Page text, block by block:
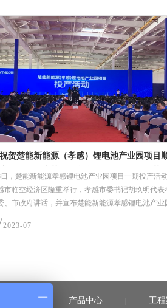
钢材、管道及加工件现场装卸、堆放和储存
钢材、管道及加工件现场装卸、堆放和储存要求
25/2023-07
| 产品中心 | 工